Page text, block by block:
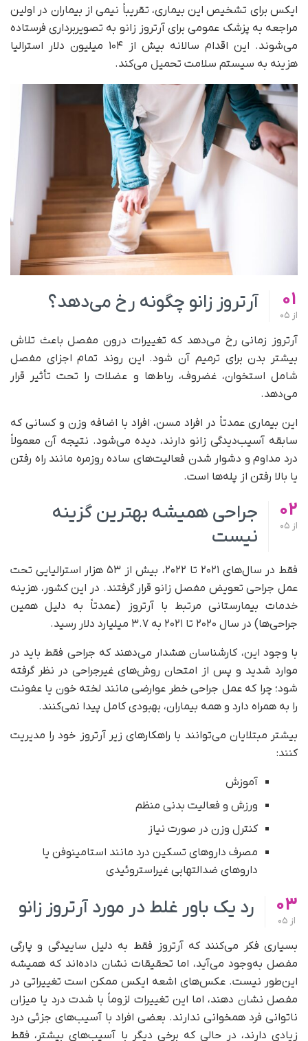
ایکس برای تشخیص این بیماری، تقریباً نیمی از بیماران در اولین
مراجعه به پزشک عمومی برای آرتروز زانو به تصویربرداری فرستاده
می‌شوند. این اقدام سالانه بیش از ۱۰۴ میلیون دلار استرالیا
هزینه به سیستم سلامت تحمیل می‌کند.
01
از
آرتروز زانو چگونه رخ می‌دهد؟
آرتروز زمانی رخ می‌دهد که تغییرات درون مفصل باعث تلاش
بیشتر بدن برای ترمیم آن شود. این روند تمام اجزای مفصل
شامل استخوان، غضروف، رباط‌ها و عضلات را تحت تأثیر قرار
می‌دهد.
این بیماری عمدتاً در افراد مسن، افراد با اضافه وزن و کسانی که
سابقه آسیب‌دیدگی زانو دارند، دیده می‌شود. نتیجه آن معمولاً
درد مداوم و دشوار شدن فعالیت‌های ساده روزمره مانند راه رفتن
یا بالا رفتن از پله‌ها است.
02
از
جراحی همیشه بهترین گزینه
نیست
فقط در سال‌های ۲۰۲۱ تا ۲۰۲۲، بیش از ۵۳ هزار استرالیایی تحت
عمل جراحی تعویض مفصل زانو قرار گرفتند. در این کشور، هزینه
خدمات بیمارستانی مرتبط با آرتروز (عمدتاً به دلیل همین
جراحی‌ها) در سال ۲۰۲۰ تا ۲۰۲۱ به ۳.۷ میلیارد دلار رسید.
با وجود این، کارشناسان هشدار می‌دهند که جراحی فقط باید در
موارد شدید و پس از امتحان روش‌های غیرجراحی در نظر گرفته
شود؛ چرا که عمل جراحی خطر عوارضی مانند لخته خون یا عفونت
را به همراه دارد و همه بیماران، بهبودی کامل پیدا نمی‌کنند.
بیشتر مبتلایان می‌توانند با راهکارهای زیر آرتروز خود را مدیریت
کنند:
آموزش
ورزش و فعالیت بدنی منظم
کنترل وزن در صورت نیاز
مصرف داروهای تسکین درد مانند استامینوفن یا
داروهای ضدالتهابی غیراستروئیدی
03
از
رد یک باور غلط در مورد آرتروز زانو
بسیاری فکر می‌کنند که آرتروز فقط به‌ دلیل ساییدگی و پارگی
مفصل به‌وجود می‌آید، اما تحقیقات نشان داده‌اند که همیشه
این‌طور نیست. عکس‌های اشعه ایکس ممکن است تغییراتی در
مفصل نشان دهند، اما این تغییرات لزوماً با شدت درد یا میزان
ناتوانی فرد همخوانی ندارند. بعضی افراد با آسیب‌های جزئی درد
زیادی دارند، در حالی که برخی دیگر با آسیب‌های بیشتر، فقط